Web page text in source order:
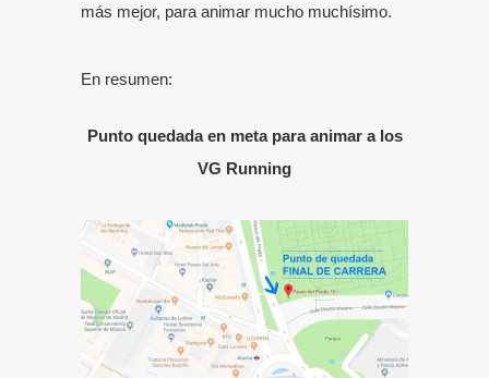
más mejor, para animar mucho muchísimo.
En resumen:
Punto quedada en meta para animar a los
VG Running